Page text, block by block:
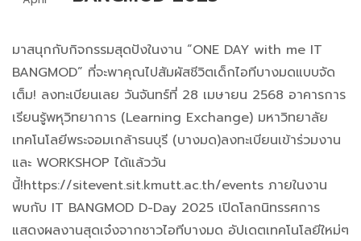
มาสนุกกับกิจกรรมสุดปังในงาน “ONE DAY with me IT
BANGMOD” ที่จะพาคุณไปสัมผัสชีวิตเด็กไอทีบางมดแบบจัด
เต็ม! ลงทะเบียนเลย วันจันทร์ที่ 28 เมษายน 2568 อาคารการ
เรียนรู้พหุวิทยาการ (Learning Exchange) มหาวิทยาลัย
เทคโนโลยีพระจอมเกล้าธนบุรี (บางมด)ลงทะเบียนเข้าร่วมงาน
และ WORKSHOP ได้แล้ววัน
นี้!https://sitevent.sit.kmutt.ac.th/events ภายในงาน
พบกับ IT BANGMOD D-Day 2025 เปิดโลกนิทรรศการ
แสดงผลงานสุดเจ๋งจากชาวไอทีบางมด อัปเดตเทคโนโลยีใหม่ๆ